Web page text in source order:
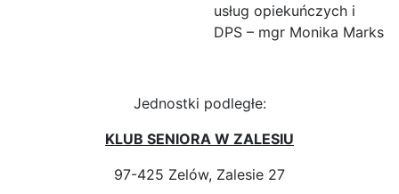
usług opiekuńczych i
DPS – mgr Monika Marks
Jednostki podległe:
KLUB SENIORA W ZALESIU
97-425 Zelów, Zalesie 27